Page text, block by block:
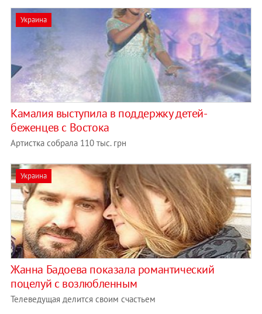
Украина
Камалия выступила в поддержку детей-
беженцев с Востока
Артистка собрала 110 тыс. грн
Украина
Жанна Бадоева показала романтический
поцелуй с возлюбленным
Телеведущая делится своим счастьем